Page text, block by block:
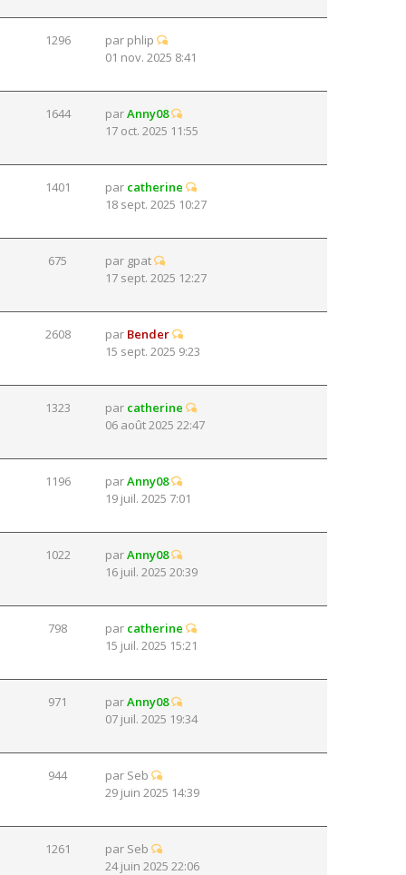
1296 par phlip
01 nov. 2025 8:41
1644 parAnny08
17 oct. 2025 11:55
1401 par catherine
18 sept. 2025 10:27
675 par gpat
17 sept. 2025 12:27
2608 par Bender
15 sept. 2025 9:23
1323 par catherine
06 août 2025 22:47
1196 parAnny08
19 juil. 2025 7:01
1022 parAnny08
16 juil. 2025 20:39
798 par catherine
15 juil. 2025 15:21
971 parAnny08
07 juil. 2025 19:34
944 par Seb
29 juin 2025 14:39
1261 par Seb
24 juin 2025 22:06